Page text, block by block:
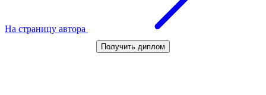
На страницу автора
Получить диплом